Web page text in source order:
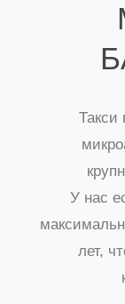
Такси
У нас
лет,